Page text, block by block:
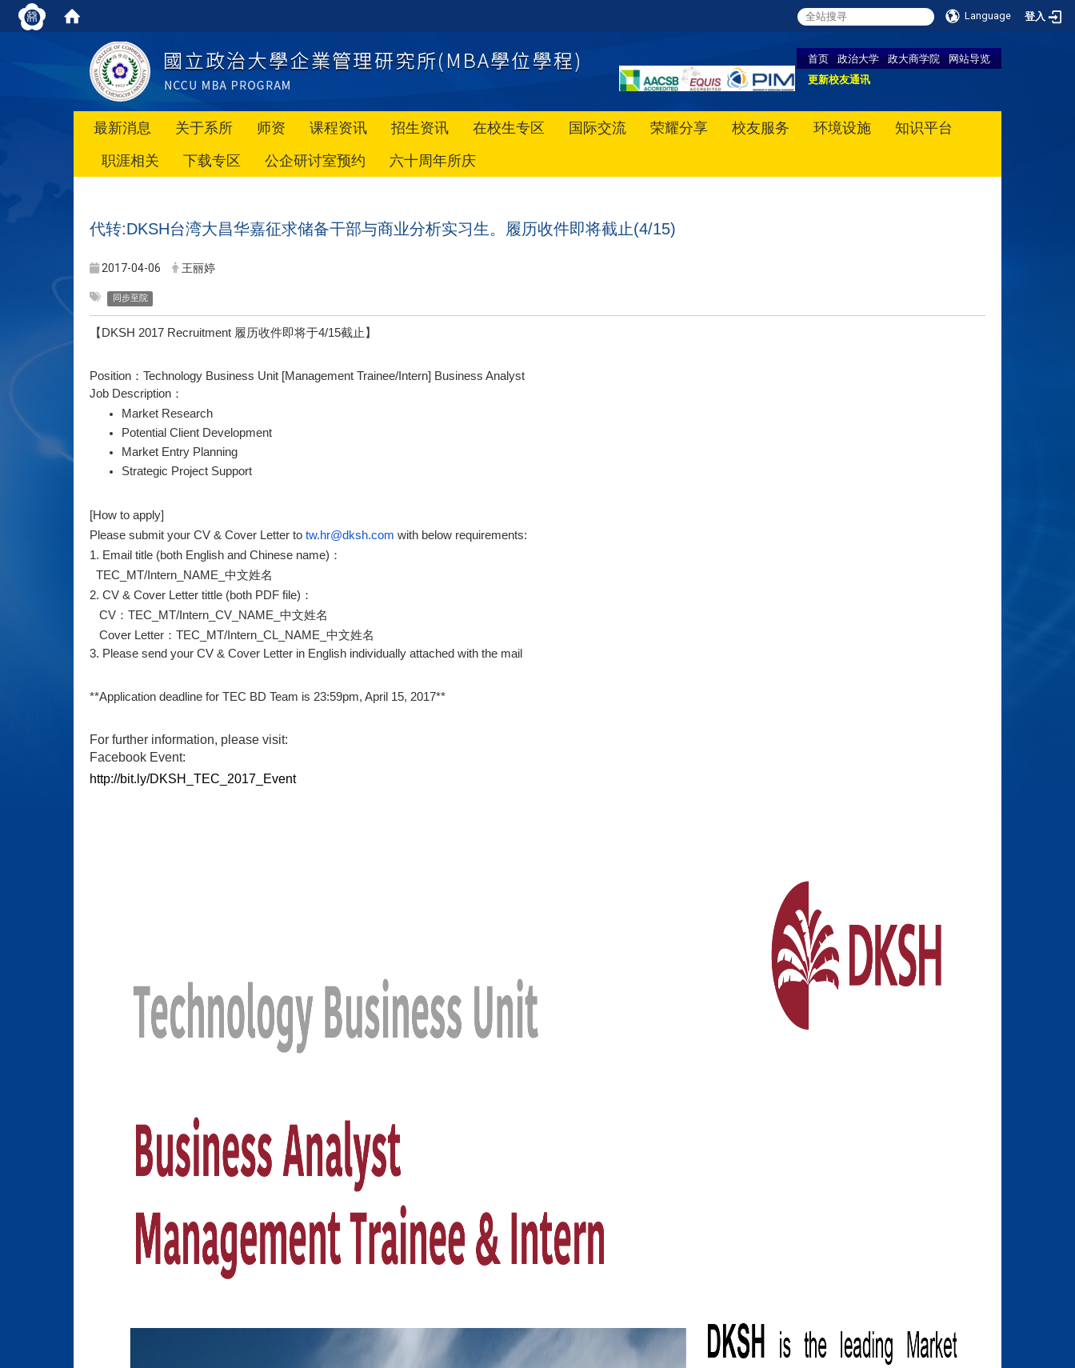
Language 登入
首页 政治大学 政大商学院
网站导览
更新校友通讯
最新消息 关于系所 师资 课程资讯 招生资讯 在校生专区 国际交流 荣耀分享 校友服务 环境设施
知识平台
职涯相关
下载专区 公企研讨室预约 六十周年所庆
代转:DKSH台湾大昌华嘉征求储备干部与商业分析实习生。履历收件即将截止(4/15)
2017-04-06 王丽婷
同步至院
【DKSH 2017 Recruitment 履历收件即将于4/15截止】
Position：Technology Business Unit [Management Trainee/Intern] Business Analyst
Job Description：
Market Research
Potential Client Development
Market Entry Planning
Strategic Project Support
[How to apply]
Please submit your CV & Cover Letter to tw.hr@dksh.com with below requirements:
1. Email title (both English and Chinese name)：
TEC_MT/Intern_NAME_中文姓名
2. CV & Cover Letter tittle (both PDF file)：
CV：TEC_MT/Intern_CV_NAME_中文姓名
Cover Letter：TEC_MT/Intern_CL_NAME_中文姓名
3. Please send your CV & Cover Letter in English individually attached with the mail
**Application deadline for TEC BD Team is 23:59pm, April 15, 2017**
For further information, please visit:
Facebook Event:
http://bit.ly/DKSH_TEC_2017_Event